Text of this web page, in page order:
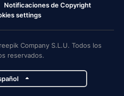
Notificaciones de Copyright
settings
Company S.L.U. Todos los
reservados.